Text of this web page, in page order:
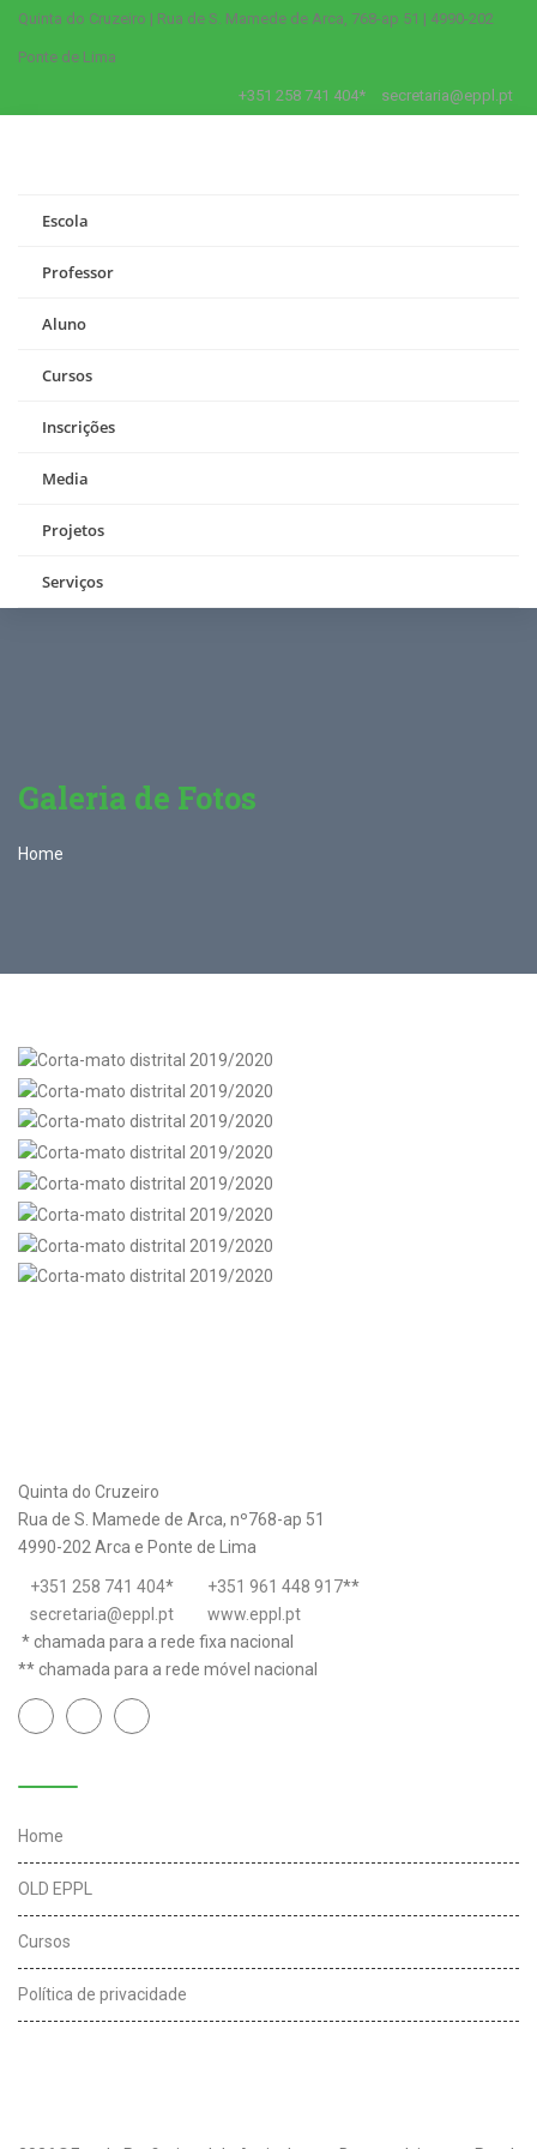
Quinta do Cruzeiro | Rua de S. Mamede de Arca, 768-ap 51 | 4990-202
Ponte de Lima
+351 258 741 404* secretaria@eppl.pt
Escola
Professor
Aluno
Cursos
Inscrições
Media
Projetos
Serviços
Galeria de Fotos
Home
Quinta do Cruzeiro
Rua de S. Mamede de Arca, nº768-ap 51
4990-202 Arca e Ponte de Lima
+351 258 741 404* +351 961 448 917**
secretaria@eppl.pt
www.eppl.pt
* chamada para a rede fixa nacional
** chamada para a rede móvel nacional
Home
OLD EPPL
Cursos
Política de privacidade